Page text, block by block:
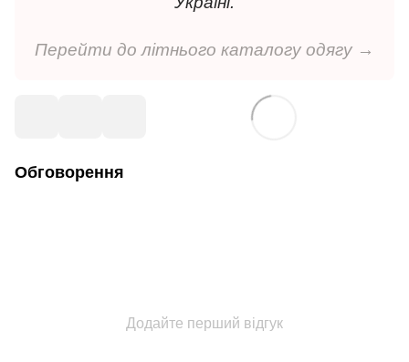
Перейти до літнього каталогу одягу →
Обговорення
Додайте перший відгук